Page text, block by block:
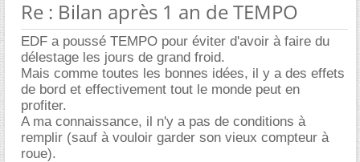
Re : Bilan après 1 an de TEMPO
EDF a poussé TEMPO pour éviter d'avoir à faire du
délestage les jours de grand froid.
Mais comme toutes les bonnes idées, il y a des effets
de bord et effectivement tout le monde peut en
profiter.
A ma connaissance, il n'y a pas de conditions à
remplir (sauf à vouloir garder son vieux compteur à
roue).